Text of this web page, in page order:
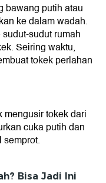
bawang putih atau
ke dalam wadah.
sudut rumah
Seiring waktu,
tokek perlahan
tokek dari
cuka putih dan
Bisa Jadi Ini